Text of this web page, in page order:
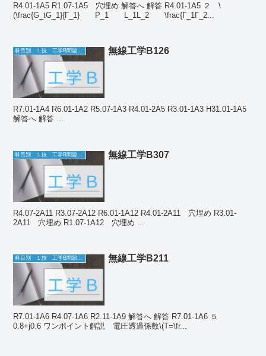
R4.01-1A5 R1.07-1A5 穴埋め 解答へ 解答 R4.01-1A5 ２ \
(\frac{G_tG_1}{Γ_1} P_1 L_1L_2 \frac{Γ_1Γ_2...
科目別 １技 工学B問題一覧 無線工学B126
R7.01-1A4 R6.01-1A2 R5.07-1A3 R4.01-2A5 R3.01-1A3 H31.01-1A5
解答へ 解答 ...
無線工学B307
R4.07-2A11 R3.07-2A12 R6.01-1A12 R4.01-2A11 穴埋め R3.01-
科目別 １技 工学B問題一覧 無線工学B211
R7.01-1A6 R4.07-1A6 R2.11-1A9 解答へ 解答 R7.01-1A6 ５
0.8+j0.6 ワンポイント解説 電圧透過係数\(T=\fr...